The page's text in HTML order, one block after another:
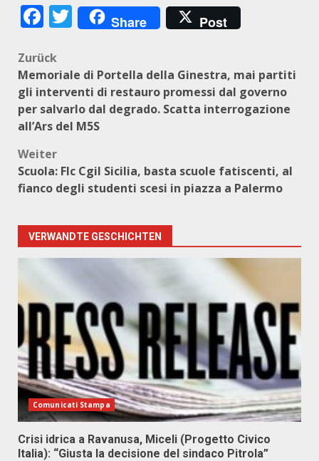
Facebook
Twitter
Share Post
Beitragsnavigation
Zurück
Memoriale di Portella della Ginestra, mai partiti
gli interventi di restauro promessi dal governo
per salvarlo dal degrado. Scatta interrogazione
all’Ars del M5S
Weiter
Scuola: Flc Cgil Sicilia, basta scuole fatiscenti, al
fianco degli studenti scesi in piazza a Palermo
VERWANDTE GESCHICHTEN
Comunicati Stampa
Crisi idrica a Ravanusa, Miceli (Progetto Civico
Italia): “Giusta la decisione del sindaco Pitrola”